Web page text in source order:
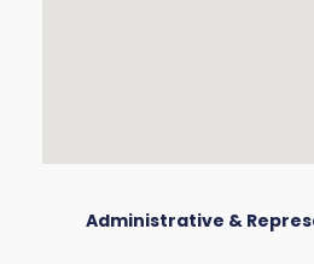
Administrative &